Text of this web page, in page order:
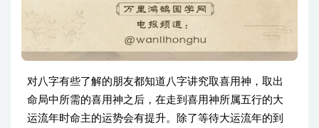
对八字有些了解的朋友都知道八字讲究取喜用神，取出
命局中所需的喜用神之后，在走到喜用神所属五行的大
运流年时命主的运势会有提升。除了等待大运流年的到